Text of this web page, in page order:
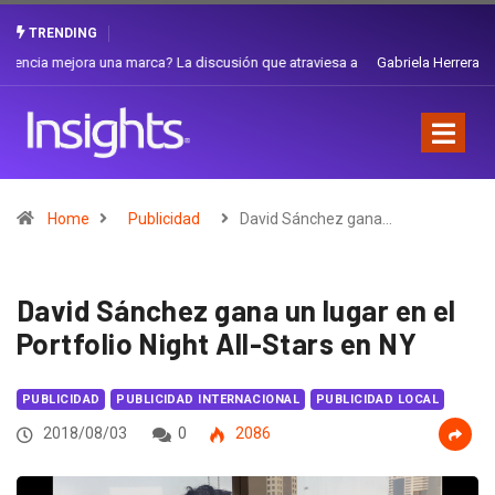
TRENDING
Gabriela Herrera y el arte de cambiarse el sombrero en Corporación
Home Publicidad David Sánchez gana…
David Sánchez gana un lugar en el
Portfolio Night All-Stars en NY
PUBLICIDAD PUBLICIDAD INTERNACIONAL PUBLICIDAD LOCAL
2018/08/03 0 2086